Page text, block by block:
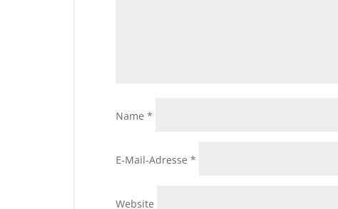
Name *
E-Mail-Adresse *
Website